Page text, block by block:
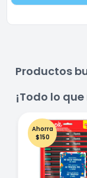
Productos
¡Todo lo
Ahorra
$150